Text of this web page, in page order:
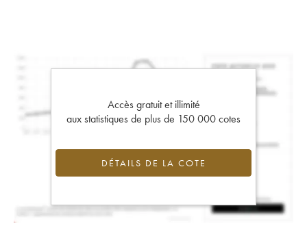
Accès gratuit et illimité
aux statistiques de plus de 150 000 cotes
DÉTAILS DE LA COTE